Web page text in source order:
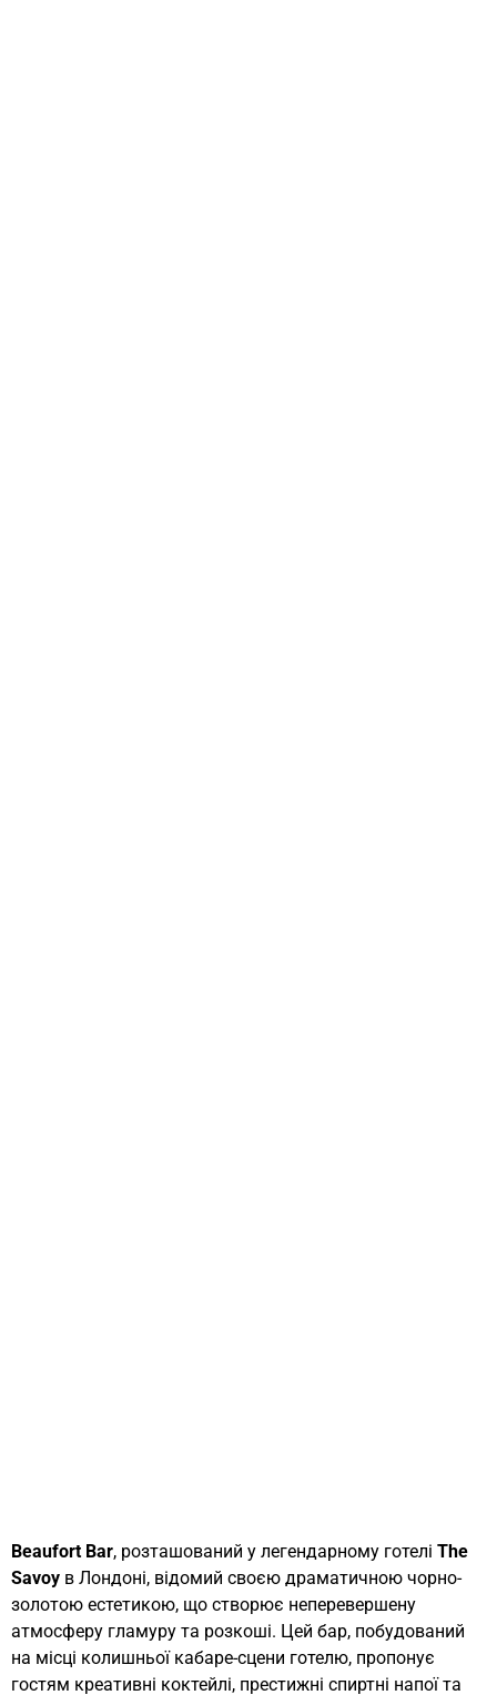
Beaufort Bar, розташований у легендарному готелі The
Savoy в Лондоні, відомий своєю драматичною чорно-
золотою естетикою, що створює неперевершену
атмосферу гламуру та розкоші. Цей бар, побудований
на місці колишньої кабаре-сцени готелю, пропонує
гостям креативні коктейлі, престижні спиртні напої та